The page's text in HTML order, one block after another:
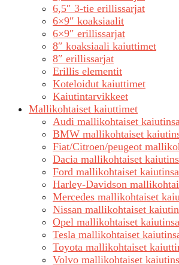
6,5″ 3-tie erillissarjat
6×9″ koaksiaalit
6×9″ erillissarjat
8″ koaksiaali kaiuttimet
8″ erillissarjat
Erillis elementit
Koteloidut kaiuttimet
Kaiutintarvikkeet
Mallikohtaiset kaiuttimet
Audi mallikohtaiset
BMW mallikohtaiset
Fiat/Citroen/peugeot
Dacia mallikohtaiset
Ford mallikohtaiset
Harley-Davidson
Mercedes mallikohtaiset
Nissan mallikohtaiset
Opel mallikohtaiset
Tesla mallikohtaiset
Toyota mallikohtaiset
Volvo mallikohtaiset